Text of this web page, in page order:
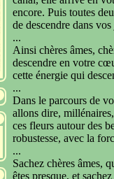
encore. Puis toutes
de descendre dans
...
Ainsi chères âmes,
descendre en votre
cette énergie qui
...
Dans le parcours de
allons dire,
ces fleurs autour des
robustesse, avec la
...
Sachez chères âmes,
êtes presque, et